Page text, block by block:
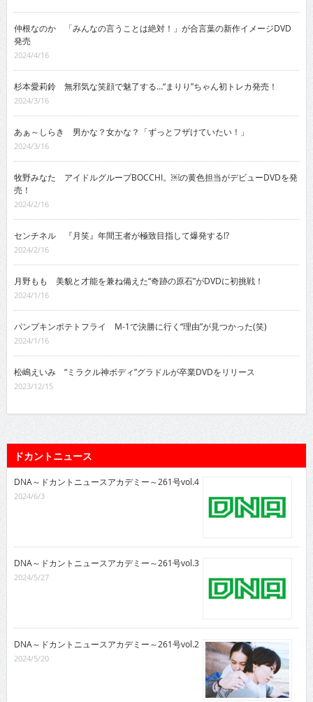
仲根なのか 「みんなの言うことは絶対！」が合言葉の新作イメージDVD
発売
2024/4/16
杉本愛莉鈴 無邪気な笑顔で魅了する…“まりり”ちゃん初トレカ発売！
2024/3/16
あぁ～しらき 男かな？女かな？「ずっとフザけていたい！」
2024/3/16
牧野みなた アイドルグループBOCCHI。￼の黄色担当がデビューDVDを発
売！
2024/2/16
センチネル 『月笑』年間王者が極致目指して爆発する!?
2024/2/16
月野もも 美貌と才能を兼ね備えた“奇跡の原石”がDVDに初挑戦！
2024/1/16
パンプキンポテトフライ M-1で決勝に行く“理由”が見つかった(笑)
2024/1/16
松嶋えいみ “ミラクル神ボディ”グラドルが卒業DVDをリリース
2023/12/15
ドカントニュース
DNA～ドカントニュースアカデミー～261号vol.4
2024/6/3
DNA～ドカントニュースアカデミー～261号vol.3
2024/5/27
DNA～ドカントニュースアカデミー～261号vol.2
2024/5/20